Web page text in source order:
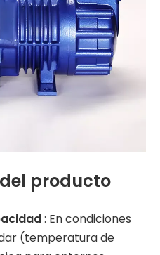
producto
: En condiciones
(temperatura de